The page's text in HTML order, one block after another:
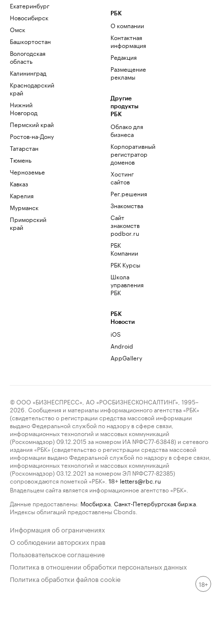
Екатеринбург
Новосибирск
Омск
Башкортостан
Вологодская
область
Калининград
Краснодарский
край
Нижний
Новгород
Пермский край
Ростов-на-Дону
Татарстан
Тюмень
Черноземье
Кавказ
Карелия
Мурманск
Приморский
край
РБК
О компании
Контактная
информация
Редакция
Размещение
рекламы
Другие
продукты
РБК
Облако для
бизнеса
Корпоративный
регистратор
доменов
Хостинг
сайтов
Рег.решения
Знакомства
Сайт
знакомств
podbor.ru
РБК
Компании
РБК Курсы
Школа
управления
РБК
РБК
Новости
iOS
Android
AppGallery
© ООО «БИЗНЕСПРЕСС», АО «РОСБИЗНЕСКОНСАЛТИНГ», 1995–
2026. Сообщения и материалы информационного агентства «РБК»
(свидетельство о регистрации средства массовой информации
выдано Федеральной службой по надзору в сфере связи,
информационных технологий и массовых коммуникаций
(Роскомнадзор) 09.12.2015 за номером ИА №ФС77-63848) и сетевого
издания «РБК» (свидетельство о регистрации средства массовой
информации выдано Федеральной службой по надзору в сфере связи,
информационных технологий и массовых коммуникаций
(Роскомнадзор) 03.12.2021 за номером ЭЛ №ФС77-82385)
сопровождаются пометкой «РБК».
18+ letters@rbc.ru
Владельцем сайта является информационное агентство «РБК».
Данные предоставлены: Мосбиржа Санкт-Петербургская биржа
Индексы облигаций предоставлены Cbonds.
Информация об ограничениях
О соблюдении авторских прав
Пользовательское соглашение
Политика в отношении обработки персональных данных
Политика обработки файлов cookie
18+